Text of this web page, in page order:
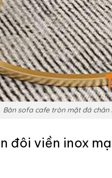
Bàn sofa cafe tròn mặt đá chân
đôi viền inox